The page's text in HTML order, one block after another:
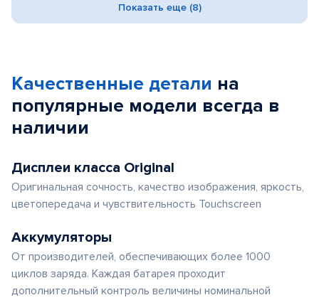
Показать еще (8)
Качественные детали на
популярные модели всегда в
наличии
Дисплеи класса Original
Оригинальная сочность, качество изображения, яркость,
цветопередача и чувствительность Touchscreen
Аккумуляторы
От производителей, обеспечивающих более 1000
циклов заряда. Каждая батарея проходит
дополнительный контроль величины номинальной